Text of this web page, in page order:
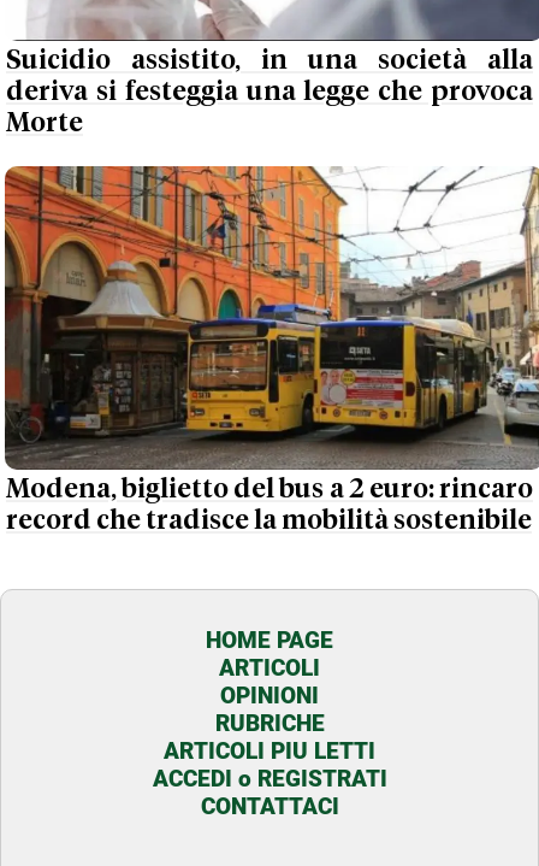
Suicidio assistito, in una società alla
deriva si festeggia una legge che provoca
Morte
Modena, biglietto del bus a 2 euro: rincaro
record che tradisce la mobilità sostenibile
HOME PAGE
ARTICOLI
OPINIONI
RUBRICHE
ARTICOLI PIU LETTI
ACCEDI o REGISTRATI
CONTATTACI